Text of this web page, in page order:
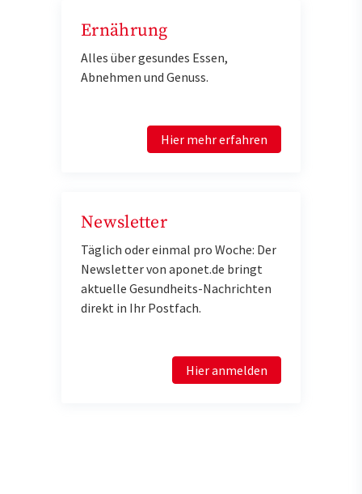
Ernährung
Alles über gesundes Essen,
Abnehmen und Genuss.
Hier mehr erfahren
Newsletter
Täglich oder einmal pro Woche: Der
Newsletter von aponet.de bringt
aktuelle Gesundheits-Nachrichten
direkt in Ihr Postfach.
Hier anmelden